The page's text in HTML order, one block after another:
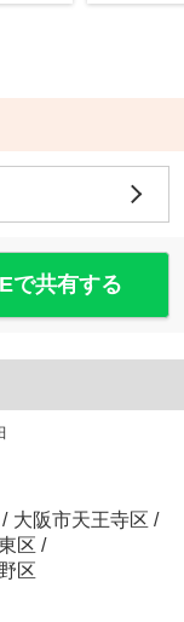
で共有する
/ 大阪市天王寺区 /
区 /
区